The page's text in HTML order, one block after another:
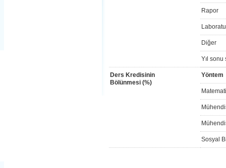
Rapor
Diğer
Yıl sonu
Ders Kredisinin
Bölünmesi (%)
Yöntem
Sosyal